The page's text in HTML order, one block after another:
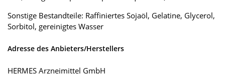
Sonstige Bestandteile: Raffiniertes Sojaöl, Gelatine, Glycerol,
Sorbitol, gereinigtes Wasser
Adresse des Anbieters/Herstellers
HERMES Arzneimittel GmbH